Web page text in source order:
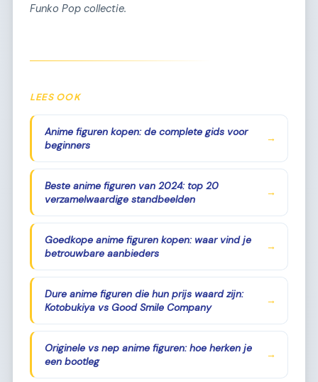
Funko Pop collectie.
LEES OOK
Anime figuren kopen: de complete gids voor
beginners
→
Beste anime figuren van 2024: top 20
verzamelwaardige standbeelden
→
Goedkope anime figuren kopen: waar vind je
betrouwbare aanbieders
→
Dure anime figuren die hun prijs waard zijn:
Kotobukiya vs Good Smile Company
→
Originele vs nep anime figuren: hoe herken je
een bootleg
→